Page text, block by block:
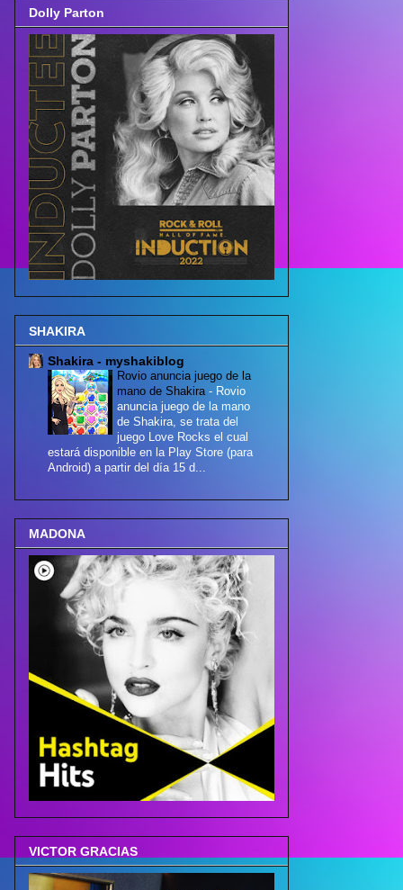
Dolly Parton
SHAKIRA
Shakira - myshakiblog
Rovio anuncia juego de la
mano de Shakira - Rovio
anuncia juego de la mano
de Shakira, se trata del
juego Love Rocks el cual
estará disponible en la Play Store (para
Android) a partir del día 15 d...
MADONA
VICTOR GRACIAS